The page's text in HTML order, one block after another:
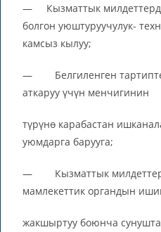
— Кызматтык
болгон уюштуруучулук-
камсыз кылуу;
— Белгиленген тартипте
аткаруу үчүн менчигинин
түрүнө карабастан
уюмдарга барууга;
— Кызматтык
мамлекеттик органдын
жакшыртуу боюнча